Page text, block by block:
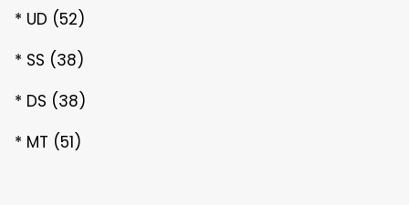
* UD (52)
* SS (38)
* DS (38)
* MT (51)